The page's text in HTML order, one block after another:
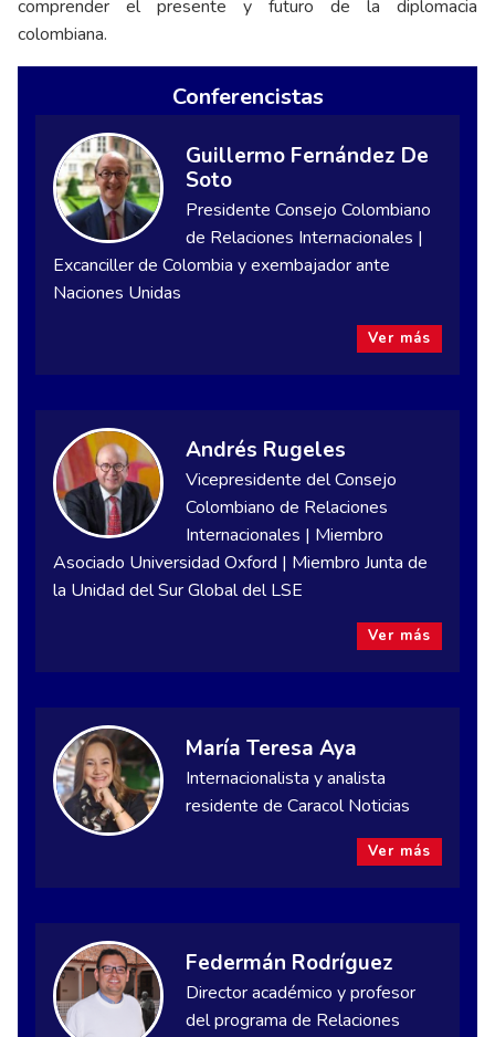
comprender el presente y futuro de la diplomacia
colombiana.
Conferencistas
Guillermo Fernández De
Soto
Presidente Consejo Colombiano
de Relaciones Internacionales |
Excanciller de Colombia y exembajador ante
Naciones Unidas
Ver más
Andrés Rugeles
Vicepresidente del Consejo
Colombiano de Relaciones
Internacionales | Miembro
Asociado Universidad Oxford | Miembro Junta de
la Unidad del Sur Global del LSE
Ver más
María Teresa Aya
Internacionalista y analista
residente de Caracol Noticias
Ver más
Federmán Rodríguez
Director académico y profesor
del programa de Relaciones